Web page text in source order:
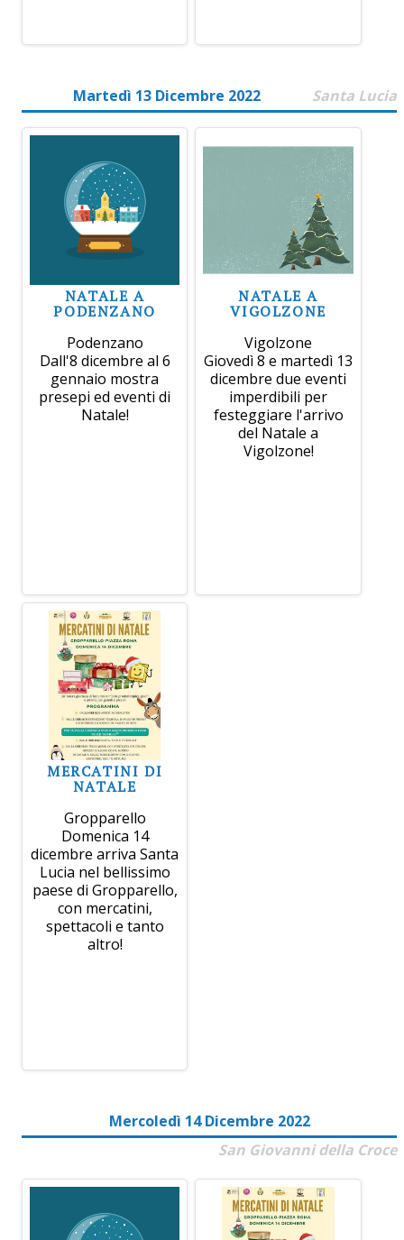
Martedì 13 Dicembre 2022 Santa Lucia
NATALE A
PODENZANO
Podenzano
Dall'8 dicembre al 6
gennaio mostra
presepi ed eventi di
Natale!
NATALE A
VIGOLZONE
Vigolzone
Giovedì 8 e martedì 13
dicembre due eventi
imperdibili per
festeggiare l'arrivo
del Natale a
Vigolzone!
MERCATINI DI
NATALE
Gropparello
Domenica 14
dicembre arriva Santa
Lucia nel bellissimo
paese di Gropparello,
con mercatini,
spettacoli e tanto
altro!
Mercoledì 14 Dicembre 2022
San Giovanni della Croce